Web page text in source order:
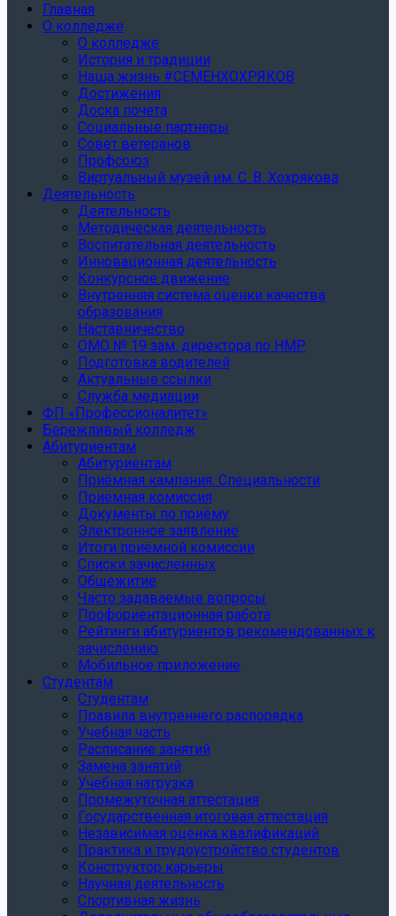
Главная
О колледже
О колледже
История и традиции
Наша жизнь #СЕМЕНХОХРЯКОВ
Достижения
Доска почета
Социальные партнеры
Совет ветеранов
Профсоюз
Виртуальный музей им. С. В. Хохрякова
Деятельность
Деятельность
Методическая деятельность
Воспитательная деятельность
Инновационная деятельность
Конкурсное движение
Внутренняя система оценки качества
образования
Наставничество
ОМО № 19 зам. директора по НМР
Подготовка водителей
Актуальные ссылки
Служба медиации
ФП «Профессионалитет»
Бережливый колледж
Абитуриентам
Абитуриентам
Приёмная кампания. Специальности
Приёмная комиссия
Документы по приёму
Электронное заявление
Итоги приёмной комиссии
Списки зачисленных
Общежитие
Часто задаваемые вопросы
Профориентационная работа
Рейтинги абитуриентов рекомендованных к
зачислению
Мобильное приложение
Студентам
Студентам
Правила внутреннего распорядка
Учебная часть
Расписание занятий
Замена занятий
Учебная нагрузка
Промежуточная аттестация
Государственная итоговая аттестация
Независимая оценка квалификаций
Практика и трудоустройство студентов
Конструктор карьеры
Научная деятельность
Спортивная жизнь